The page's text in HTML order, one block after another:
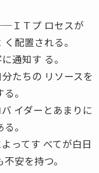
ＩＴプ ロセスが
配置される。
通知す る。
たちの リソースを
。
イダーとあまりに
。
ってす べてが白日
安を持つ。